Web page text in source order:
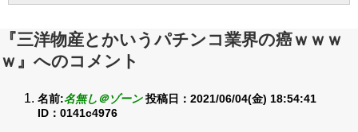
『三洋物産とかいうパチンコ業界の癌ｗｗｗ
ｗ』へのコメント
名前:名無し＠ゾーン 投稿日：2021/06/04(金) 18:54:41
ID：0141c4976